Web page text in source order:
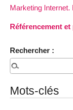
Marketing Internet.
Référencement
Rechercher :
Mots-clés